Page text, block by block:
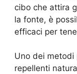
cibo che attira
la fonte, è
efficaci per
Uno dei metodi
repellenti